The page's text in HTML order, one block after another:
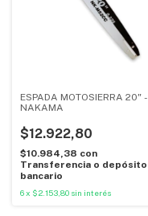
ESPADA MOTOSIERRA 20" -
NAKAMA
$12.922,80
$10.984,38 con
Transferencia o depósito
bancario
6x $2.153,80 sin interés